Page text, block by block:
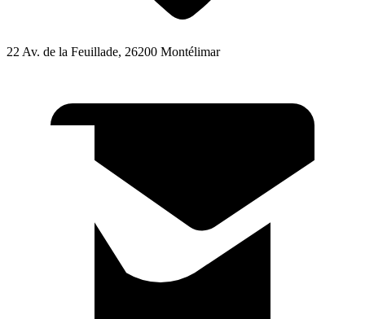
22 Av. de la Feuillade, 26200 Montélimar